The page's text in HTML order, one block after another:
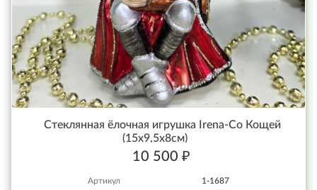
Стеклянная ёлочная игрушка Irena-Co Кощей
(15х9,5х8см)
10 500 ₽
Артикул
1-1687